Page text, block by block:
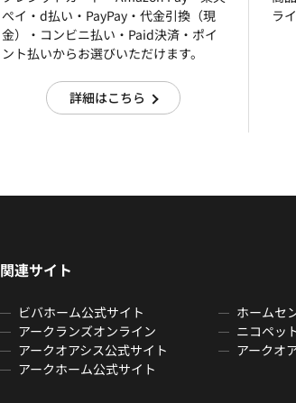
ぺイ・d払い・PayPay・代金引換（現
金）・コンビニ払い・Paid決済・ポイ
ント払いからお選びいただけます。
詳細はこちら
ラ
関連サイト
ビバホーム公式サイト
ホームセ
アークランズオンライン
ニコペッ
アークオアシス公式サイト
アークオ
アークホーム公式サイト